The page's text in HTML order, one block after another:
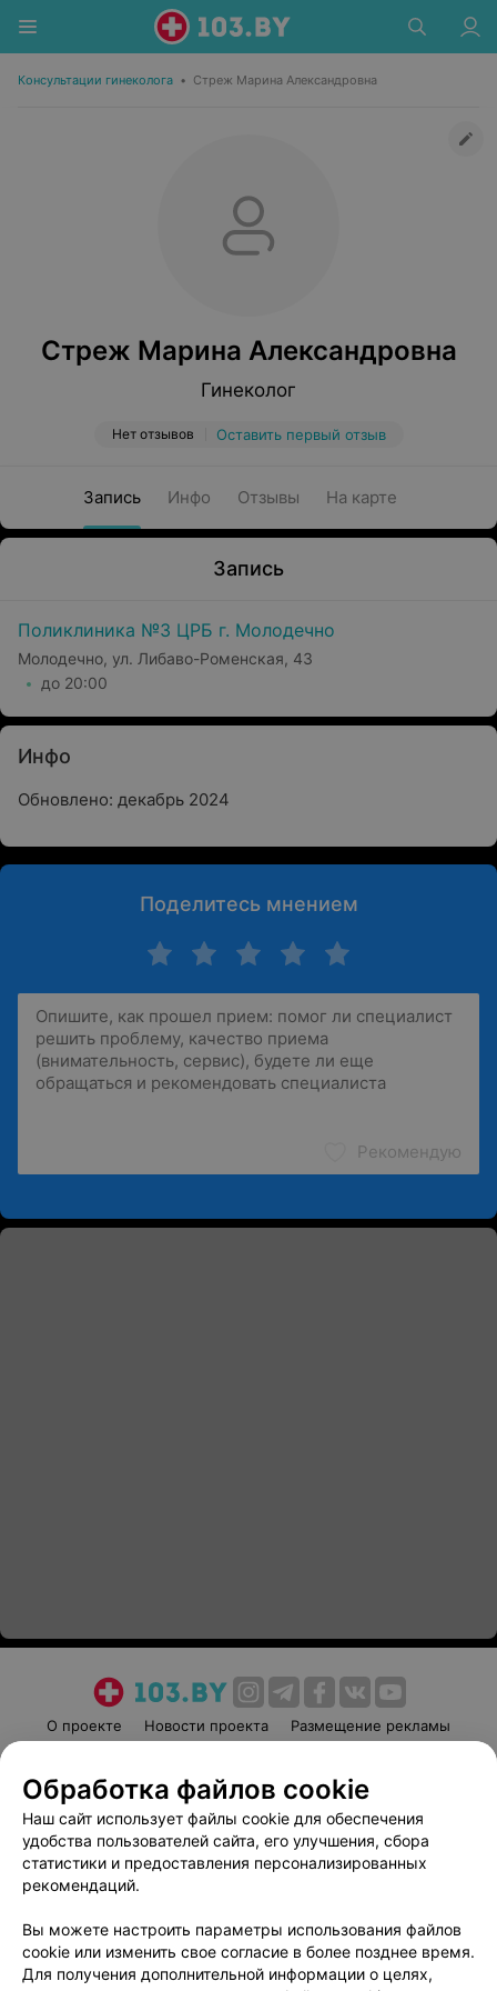
Консультации гинеколога • Стреж Марина Александровна
Стреж Марина Александровна
Гинеколог
Нет отзывов Оставить первый отзыв
Запись Инфо Отзывы На карте
Запись
Поликлиника №3 ЦРБ г. Молодечно
Молодечно, ул. Либаво-Роменская, 43
до 20:00
Инфо
Обновлено: декабрь 2024
Поделитесь мнением
Рекомендую
О проекте Новости проекта
Размещение рекламы
Пользовательское соглашение
Способы оплаты
Вакансии
Партнеры
Написать руководителю 103.by
Обработка персональных данных
Обработка файлов cookie
Наш сайт использует файлы cookie для обеспечения
удобства пользователей сайта, его улучшения, сбора
статистики и предоставления персонализированных
рекомендаций.
Вы можете настроить параметры использования файлов
cookie или изменить свое согласие в более позднее время.
Для получения дополнительной информации о целях,